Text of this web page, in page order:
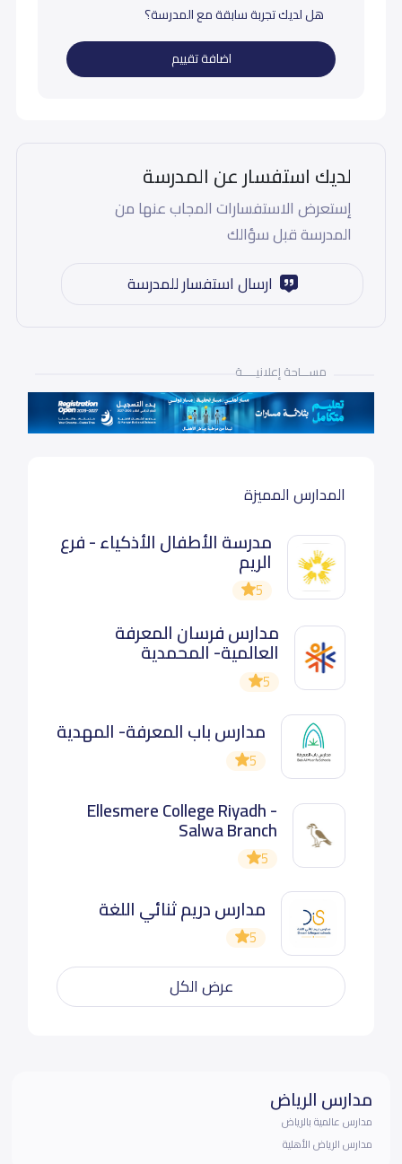
هل لديك تجربة سابقة مع المدرسة؟
اضافة تقييم
لديك استفسار عن المدرسة
إستعرض الاستفسارات المجاب عنها من
المدرسة قبل سؤالك
ارسال استفسار للمدرسة
مســـاحة إعلانيـــــة
المدارس المميزة
مدرسة الأطفال الأذكياء - فرع
الريم
5
مدارس فرسان المعرفة
العالمية- المحمدية
5
مدارس باب المعرفة- المهدية
5
Ellesmere College Riyadh -
Salwa Branch
5
مدارس دريم ثنائي اللغة
5
عرض الكل
مدارس الرياض
مدارس عالمية بالرياض
مدارس الرياض الأهلية